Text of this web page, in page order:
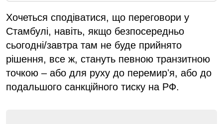
Хочеться сподіватися, що переговори у
Стамбулі, навіть, якщо безпосередньо
сьогодні/завтра там не буде прийнято
рішення, все ж, стануть певною транзитною
точкою – або для руху до перемирʼя, або до
подальшого санкційного тиску на РФ.